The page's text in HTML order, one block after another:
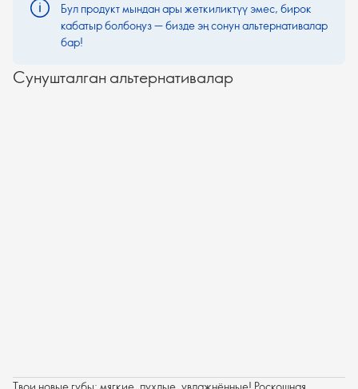
Бул продукт мындан ары жеткиликтүү эмес, бирок
кабатыр болбоңуз — бизде эң сонун альтернативалар
бар!
Сунушталган альтернативалар